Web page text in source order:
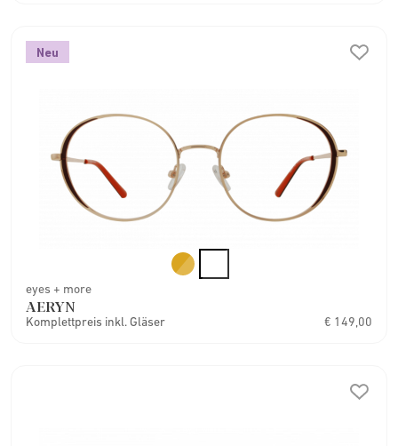
Neu
eyes + more
AERYN
Komplettpreis inkl. Gläser € 149,00